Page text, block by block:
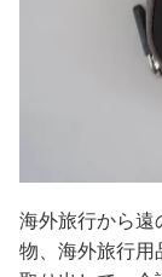
海外旅行から遠
物、海外旅行用